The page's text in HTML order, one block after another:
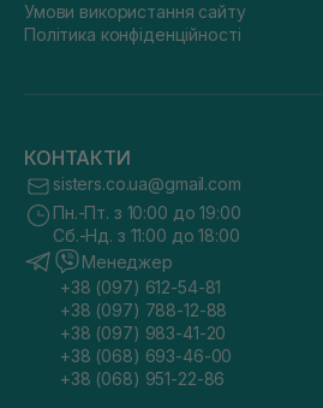
Умови використання сайту
Політика конфіденційності
КОНТАКТИ
sisters.co.ua@gmail.com
Пн.-Пт. з 10:00 до 19:00
Сб.-Нд. з 11:00 до 18:00
Менеджер
+38 (097) 612-54-81
+38 (097) 788-12-88
+38 (097) 983-41-20
+38 (068) 693-46-00
+38 (068) 951-22-86